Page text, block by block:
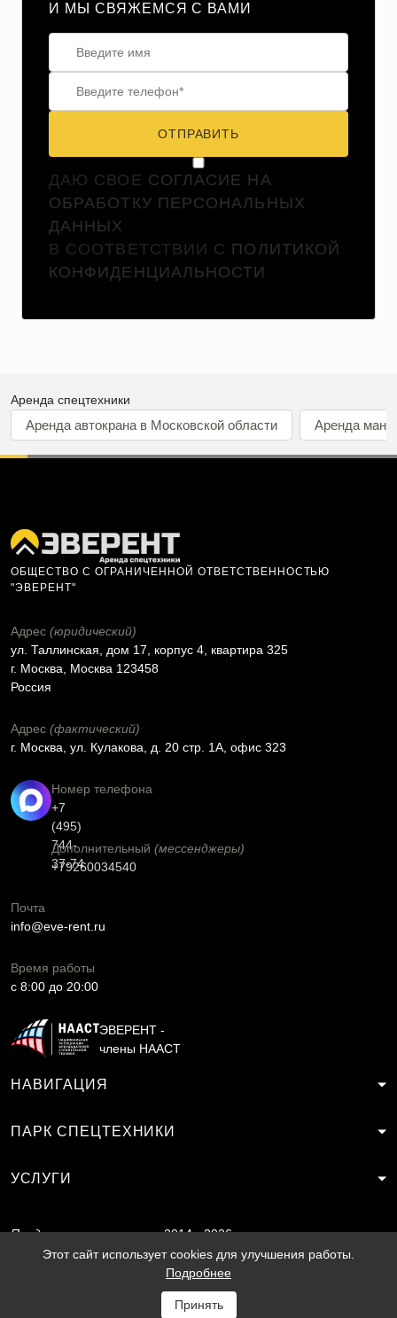
И МЫ СВЯЖЕМСЯ С ВАМИ
ОТПРАВИТЬ
ДАЮ СВОЕ СОГЛАСИЕ НА
ОБРАБОТКУ ПЕРСОНАЛЬНЫХ
ДАННЫХ
В СООТВЕТСТВИИ С ПОЛИТИКОЙ
КОНФИДЕНЦИАЛЬНОСТИ
Аренда спецтехники
Аренда автокрана в Московской области Аренда
ОБЩЕСТВО С ОГРАНИЧЕННОЙ ОТВЕТСТВЕННОСТЬЮ
"ЭВЕРЕНТ"
Адрес (юридический)
ул. Таллинская, дом 17, корпус 4, квартира 325
г. Москва, Москва 123458
Россия
Адрес (фактический)
г. Москва, ул. Кулакова, д. 20 стр. 1А, офис 323
Номер телефона
+7
(495)
744-
37-74
Дополнительный (мессенджеры)
+79260034540
Почта
info@eve-rent.ru
Время работы
c 8:00 до 20:00
ЭВЕРЕНТ -
члены НААСТ
НАВИГАЦИЯ
ПАРК СПЕЦТЕХНИКИ
УСЛУГИ
Продвижение
сайтаSF.RU
2014 - 2026
Этот сайт использует cookies для улучшения работы.
Подробнее
Принять